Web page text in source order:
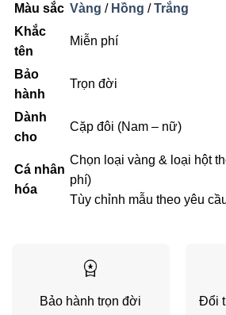
Màu sắc Vàng / Hồng /Trắng
Khắc
tên
Miễn phí
Bảo
hành
Trọn đời
Dành
cho
Cặp đôi (Nam – nữ)
Cá nhân
hóa
Chọn loại vàng & loại hột
phí)
Tùy chỉnh mẫu theo yêu
Bảo hành trọn đời
Đổi